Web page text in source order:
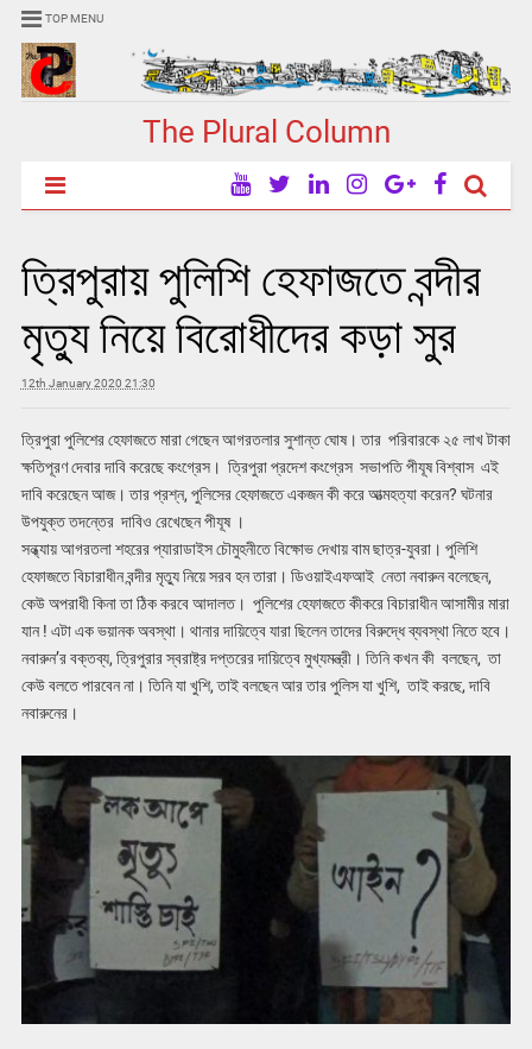
TOP MENU
The Plural Column
ত্রিপুরায় পুলিশি হেফাজতে বন্দীর
মৃত্যু নিয়ে বিরোধীদের কড়া সুর
12th January 2020 21:30
ত্রিপুরা পুলিশের হেফাজতে মারা গেছেন আগরতলার সুশান্ত ঘোষ। তার পরিবারকে ২৫ লাখ টাকা
ক্ষতিপূরণ দেবার দাবি করেছে কংগ্রেস। ত্রিপুরা প্রদেশ কংগ্রেস সভাপতি পীযূষ বিশ্বাস এই
দাবি করেছেন আজ। তার প্রশ্ন, পুলিসের হেফাজতে একজন কী করে আত্মহত্যা করেন? ঘটনার
উপযুক্ত তদন্তের দাবিও রেখেছেন পীযূষ ।
সন্ধ্যায় আগরতলা শহরের প্যারাডাইস চৌমুহনীতে বিক্ষোভ দেখায় বাম ছাত্র-যুবরা। পুলিশি
হেফাজতে বিচারাধীন বন্দীর মৃত্যু নিয়ে সরব হন তারা। ডিওয়াইএফআই নেতা নবারুন বলেছেন,
কেউ অপরাধী কিনা তা ঠিক করবে আদালত। পুলিশের হেফাজতে কীকরে বিচারাধীন আসামীর মারা
যান ! এটা এক ভয়ানক অবস্থা। থানার দায়িত্বে যারা ছিলেন তাদের বিরুদ্ধে ব্যবস্থা নিতে হবে।
নবারুন’র বক্তব্য, ত্রিপুরার স্বরাষ্ট্র দপ্তরের দায়িত্বে মুখ্যমন্ত্রী। তিনি কখন কী বলছেন, তা
কেউ বলতে পারবেন না। তিনি যা খুশি, তাই বলছেন আর তার পুলিস যা খুশি, তাই করছে, দাবি
নবারুনের।